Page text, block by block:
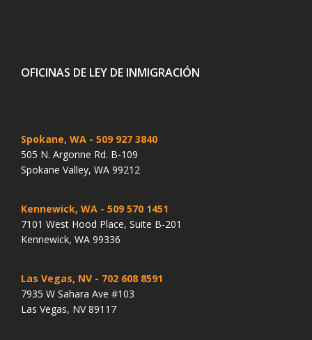
OFICINAS DE LEY DE INMIGRACIÓN
Spokane, WA - 509 927 3840
505 N. Argonne Rd. B-109
Spokane Valley, WA 99212
Kennewick, WA - 509 570 1451
7101 West Hood Place, Suite B-201
Kennewick, WA 99336
Las Vegas, NV - 702 608 8591
7935 W Sahara Ave #103
Las Vegas, NV 89117